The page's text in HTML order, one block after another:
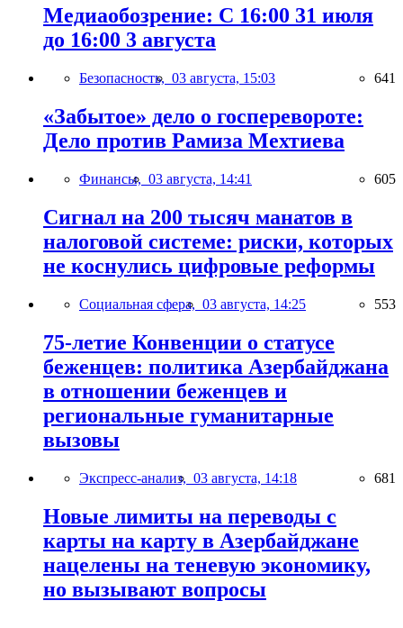
Медиаобозрение: С 16:00 31 июля
до 16:00 3 августа
Безопасность, 03 августа, 15:03 641
«Забытое» дело о госперевороте:
Дело против Рамиза Мехтиева
Финансы, 03 августа, 14:41 605
Сигнал на 200 тысяч манатов в
налоговой системе: риски, которых
не коснулись цифровые реформы
Социальная сфера, 03 августа, 14:25 553
75-летие Конвенции о статусе
беженцев: политика Азербайджана
в отношении беженцев и
региональные гуманитарные
вызовы
Экспресс-анализ, 03 августа, 14:18 681
Новые лимиты на переводы с
карты на карту в Азербайджане
нацелены на теневую экономику,
но вызывают вопросы